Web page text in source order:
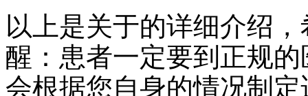
以上是关于的详细介绍
醒：患者一定要到正规
会根据您自身的情况制